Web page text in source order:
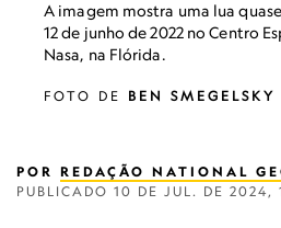
A imagem mostra uma lua
12 de junho de 2022 no Centro
Nasa, na Flórida.
FOTO DE BEN SMEGELSKY
POR REDAÇÃO NATIONAL
PUBLICADO 10 DE JUL. DE 2024,